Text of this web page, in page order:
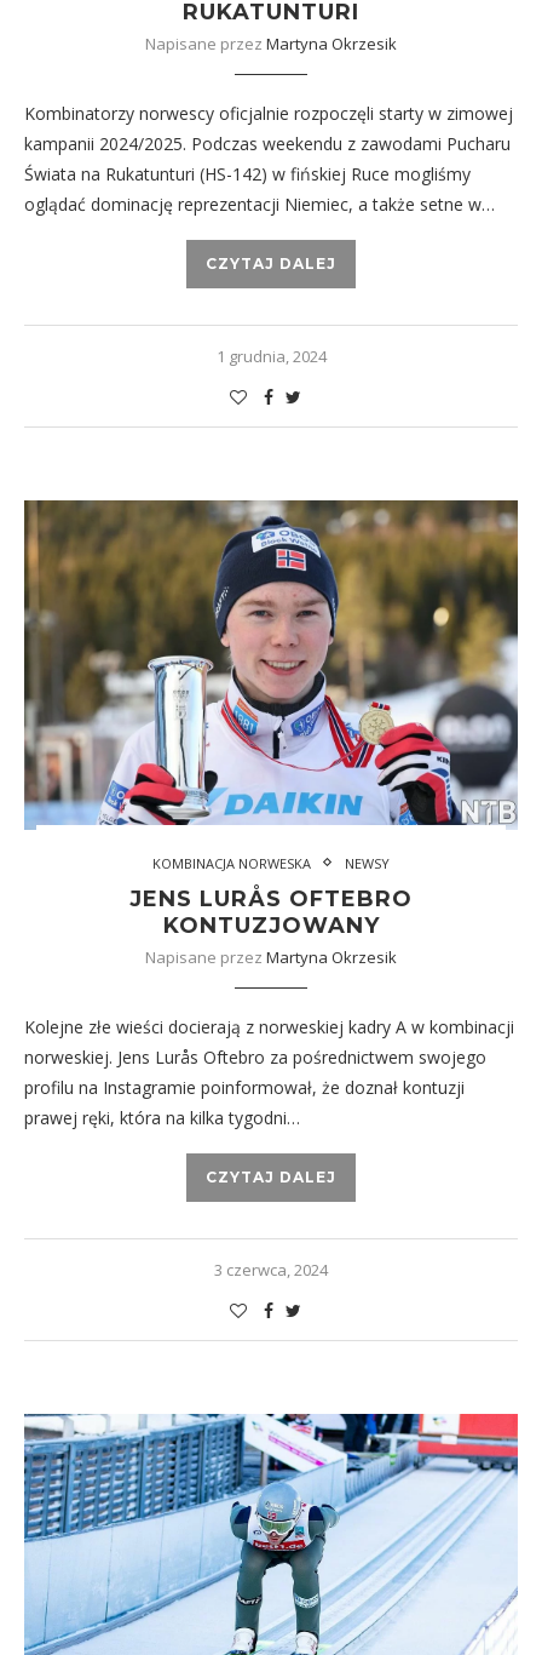
RUKATUNTURI
Napisane przez Martyna Okrzesik
Kombinatorzy norwescy oficjalnie rozpoczęli starty w zimowej
kampanii 2024/2025. Podczas weekendu z zawodami Pucharu
Świata na Rukatunturi (HS-142) w fińskiej Ruce mogliśmy
oglądać dominację reprezentacji Niemiec, a także setne w…
CZYTAJ DALEJ
1 grudnia, 2024
KOMBINACJA NORWESKA NEWSY
JENS LURÅS OFTEBRO
KONTUZJOWANY
Napisane przez Martyna Okrzesik
Kolejne złe wieści docierają z norweskiej kadry A w kombinacji
norweskiej. Jens Lurås Oftebro za pośrednictwem swojego
profilu na Instagramie poinformował, że doznał kontuzji
prawej ręki, która na kilka tygodni…
CZYTAJ DALEJ
3 czerwca, 2024